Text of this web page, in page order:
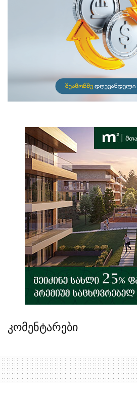
კომენტარები